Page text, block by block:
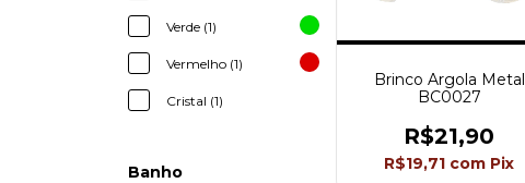
Verde (1)
Vermelho (1)
Cristal (1)
Banho
Brinco Argola Metal
BC0027
R$21,90
R$19,71 com Pix